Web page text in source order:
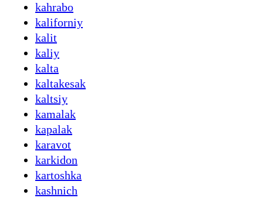
kahrabo
kaliforniy
kalit
kaliy
kalta
kaltakesak
kaltsiy
kamalak
kapalak
karavot
karkidon
kartoshka
kashnich